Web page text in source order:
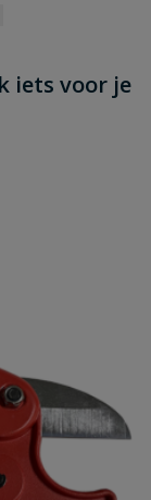
iets voor je